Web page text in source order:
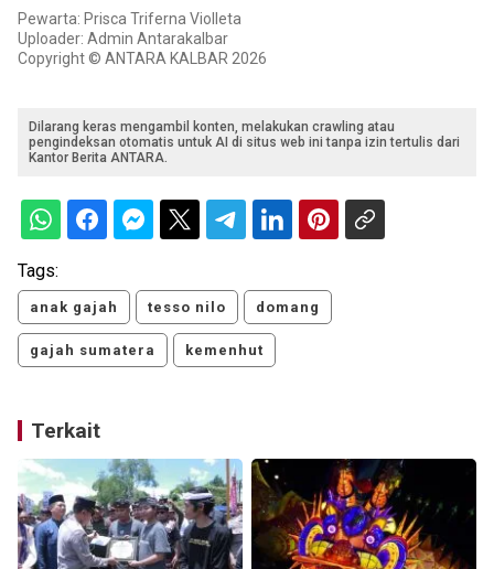
Pewarta: Prisca Triferna Violleta
Uploader: Admin Antarakalbar
Copyright © ANTARA KALBAR 2026
Dilarang keras mengambil konten, melakukan crawling atau
pengindeksan otomatis untuk AI di situs web ini tanpa izin tertulis dari
Kantor Berita ANTARA.
Tags:
anak gajah tesso nilo domang
gajah sumatera kemenhut
Terkait